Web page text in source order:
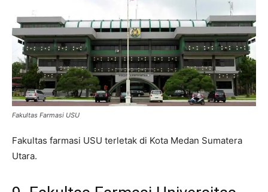
Fakultas Farmasi USU
Fakultas farmasi USU terletak di Kota Medan Sumatera
Utara.